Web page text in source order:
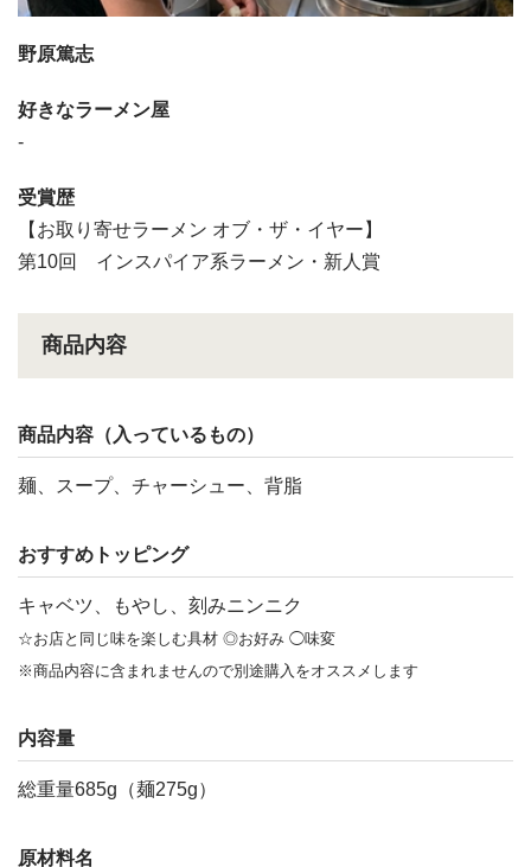
野原篤志
好きなラーメン屋
-
受賞歴
【お取り寄せラーメン オブ・ザ・イヤー】
第10回 インスパイア系ラーメン・新人賞
商品内容
商品内容（入っているもの）
麺、スープ、チャーシュー、背脂
おすすめトッピング
キャベツ、もやし、刻みニンニク
☆お店と同じ味を楽しむ具材 ◎お好み ◯味変
※商品内容に含まれませんので別途購入をオススメします
内容量
総重量685g（麺275g）
原材料名